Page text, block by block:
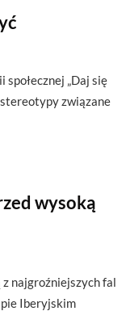
„Daj się
stereotypy związane
wysoką
najgroźniejszych fal
Iberyjskim